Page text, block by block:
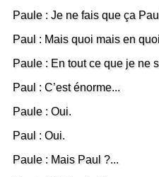
Paule : Je ne fais que ça
Paul : Mais quoi mais en
Paule : En tout ce que je ne
Paul : C’est énorme...
Paule : Oui.
Paul : Oui.
Paule : Mais Paul ?...